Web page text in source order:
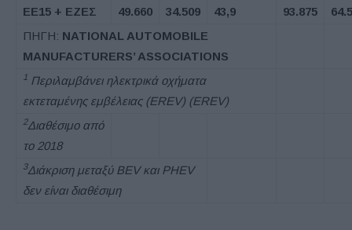
ΕΕ15 + ΕΖΕΣ 49.660 34.509 43,9 93.875
ΠΗΓΗ: NATIONAL AUTOMOBILE
MANUFACTURERS’ ASSOCIATIONS
1 Περιλαμβάνει ηλεκτρικά οχήματα
εκτεταμένης εμβέλειας (EREV) (EREV)
2Διαθέσιμο από
το 2018
3Διάκριση μεταξύ BEVκαι PHEV
δεν είναι διαθέσιμη